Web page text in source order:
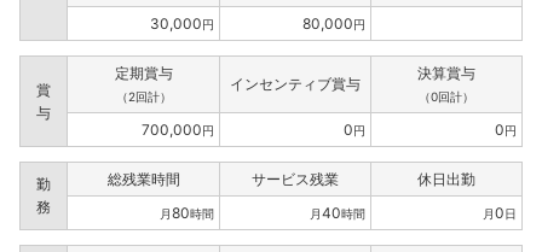
30,000円 80,000円
賞
与
定期賞与
（2回計）
インセンティブ賞与
決算賞与
（0回計）
700,000円 0円 0円
勤
務
総残業時間 サービス残業 休日出勤
月80時間 月40時間 月0日